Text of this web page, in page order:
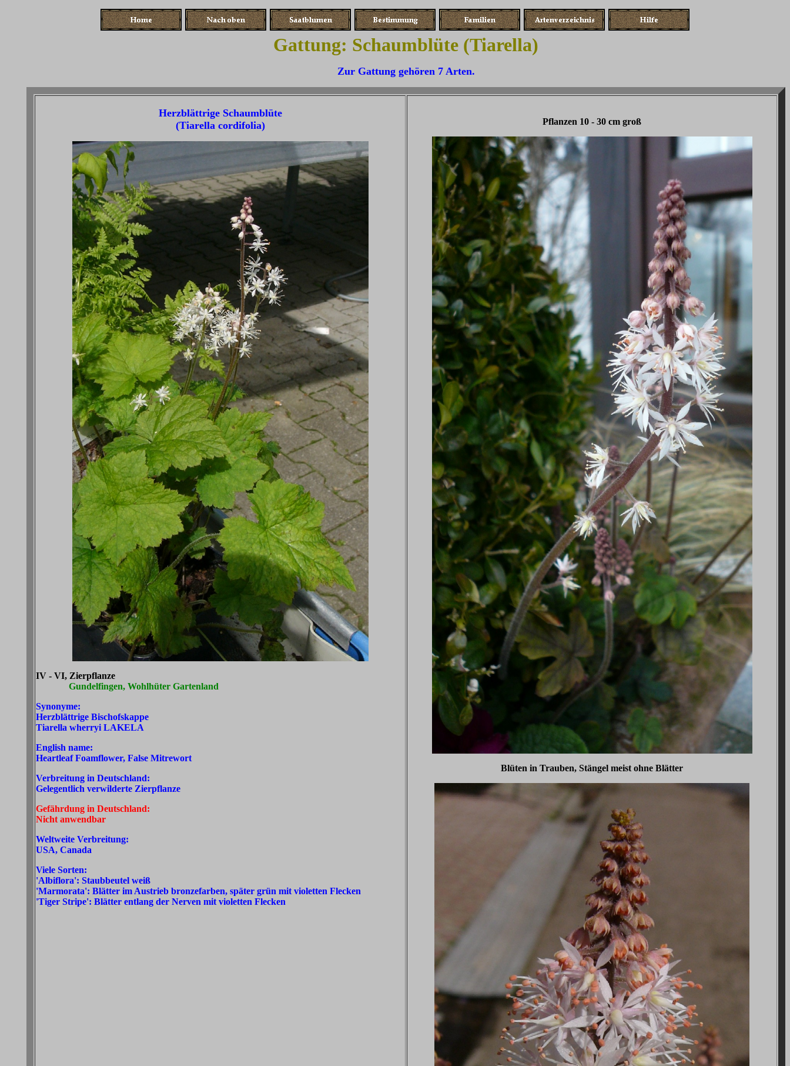
Gattung: Schaumblüte (Tiarella)
Zur Gattung gehören 7 Arten.
Herzblättrige Schaumblüte
(Tiarella cordifolia)
IV - VI, Zierpflanze
Gundelfingen, Wohlhüter Gartenland
Synonyme:
Herzblättrige Bischofskappe
Tiarella wherryi LAKELA
English name:
Heartleaf Foamflower, False Mitrewort
Verbreitung in Deutschland:
Gelegentlich verwilderte Zierpflanze
Gefährdung in Deutschland:
Nicht anwendbar
Weltweite Verbreitung:
USA, Canada
Viele Sorten:
'Albiflora': Staubbeutel weiß
'Marmorata': Blätter im Austrieb bronzefarben, später grün mit violetten Flecken
'Tiger Stripe': Blätter entlang der Nerven mit violetten Flecken
Pflanzen 10 - 30 cm groß
Blüten in Trauben, Stängel meist ohne Blätter